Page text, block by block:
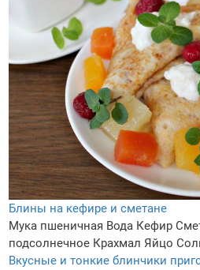
Блины на кефире и сметане
Мука пшеничная Вода Кефир
подсолнечное Крахмал Яйцо
Вкусные и тонкие блинчики